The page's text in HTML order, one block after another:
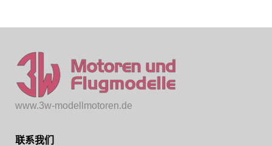
www.3w-modellmotoren.de
联系我们